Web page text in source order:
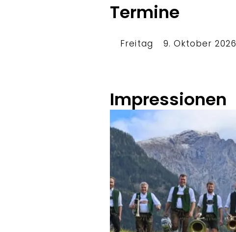
Termine
Freitag 9. Oktober 2026
Impressionen